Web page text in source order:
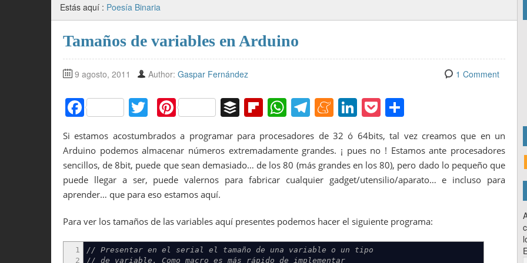
Estás aquí : Poesía Binaria
Tamaños de variables en Arduino
9 agosto, 2011 Author: Gaspar Fernández 1 Comment
F
c
e
b
o
o
k
T
w
itt
er
Pi
er
e
st
B
f
er
Fl
b
o
ar
W
h
at
s
A
p
T
el
e
gr
a
M
e
n
e
a
e
Li
n
k
e
dI
P
ck
et
m
p
ar
Si estamos acostumbrados a programar para procesadores de 32 ó 64bits, tal vez creamos que en un
Arduino podemos almacenar números extremadamente grandes. ¡ pues no ! Estamos ante procesadores
sencillos, de 8bit, puede que sean demasiado… de los 80 (más grandes en los 80), pero dado lo pequeño que
puede llegar a ser, puede valernos para fabricar cualquier gadget/utensilio/aparato… e incluso para
aprender… que para eso estamos aquí.
Para ver los tamaños de las variables aquí presentes podemos hacer el siguiente programa:
1
2
// Presentar en el serial el tamaño de una variable o un tipo
// de variable. Como macro es más rápido de implementar